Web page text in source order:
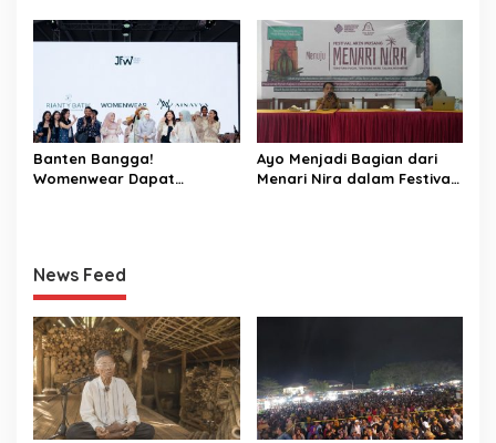
Tim
Banten Bangga!
Womenwear Dapat
Ayo Menjadi Bagian dari
Menari Nira dalam Festival
News Feed